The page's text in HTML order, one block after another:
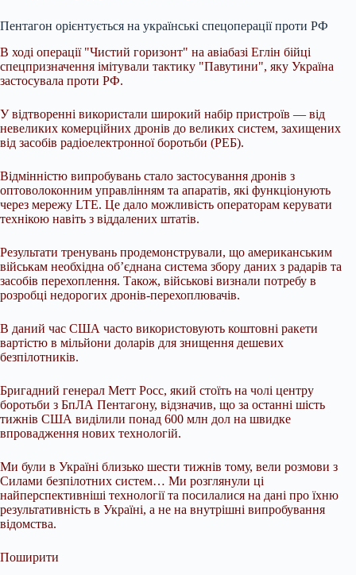
Пентагон орієнтується на українські спецоперації проти РФ
В ході операції "Чистий горизонт" на авіабазі Еглін бійці
спецпризначення імітували тактику "Павутини", яку Україна
застосувала проти РФ.
У відтворенні використали широкий набір пристроїв — від
невеликих комерційних дронів до великих систем, захищених
від засобів радіоелектронної боротьби (РЕБ).
Відмінністю випробувань стало застосування дронів з
оптоволоконним управлінням та апаратів, які функціонують
через мережу LTE. Це дало можливість операторам керувати
технікою навіть з віддалених штатів.
Результати тренувань продемонстрували, що американським
військам необхідна об’єднана система збору даних з радарів та
засобів перехоплення. Також, військові визнали потребу в
розробці недорогих дронів-перехоплювачів.
В даний час США часто використовують коштовні ракети
вартістю в мільйони доларів для знищення дешевих
безпілотників.
Бригадний генерал Метт Росс, який стоїть на чолі центру
боротьби з БпЛА Пентагону, відзначив, що за останні шість
тижнів США виділили понад 600 млн дол на швидке
впровадження нових технологій.
Ми були в Україні близько шести тижнів тому, вели розмови з
Силами безпілотних систем… Ми розглянули ці
найперспективніші технології та посилалися на дані про їхню
результативність в Україні, а не на внутрішні випробування
відомства.
Поширити